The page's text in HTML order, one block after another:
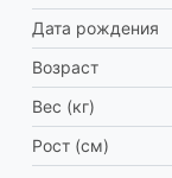
Дата рождения
Возраст
Вес (кг)
Рост (см)